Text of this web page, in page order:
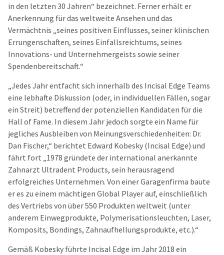
in den letzten 30 Jahren“ bezeichnet. Ferner erhält er
Anerkennung für das weltweite Ansehen und das
Vermächtnis „seines positiven Einflusses, seiner klinischen
Errungenschaften, seines Einfallsreichtums, seines
Innovations- und Unternehmergeists sowie seiner
Spendenbereitschaft.“
„Jedes Jahr entfacht sich innerhalb des Incisal Edge Teams
eine lebhafte Diskussion (oder, in individuellen Fällen, sogar
ein Streit) betreffend der potenziellen Kandidaten für die
Hall of Fame. In diesem Jahr jedoch sorgte ein Name für
jegliches Ausbleiben von Meinungsverschiedenheiten: Dr.
Dan Fischer,“ berichtet Edward Kobesky (Incisal Edge) und
fährt fort „1978 gründete der international anerkannte
Zahnarzt Ultradent Products, sein herausragend
erfolgreiches Unternehmen. Von einer Garagenfirma baute
er es zu einem mächtigen Global Player auf, einschließlich
des Vertriebs von über 550 Produkten weltweit (unter
anderem Einwegprodukte, Polymerisationsleuchten, Laser,
Komposits, Bondings, Zahnaufhellungsprodukte, etc.).“
Gemäß Kobesky führte Incisal Edge im Jahr 2018 ein